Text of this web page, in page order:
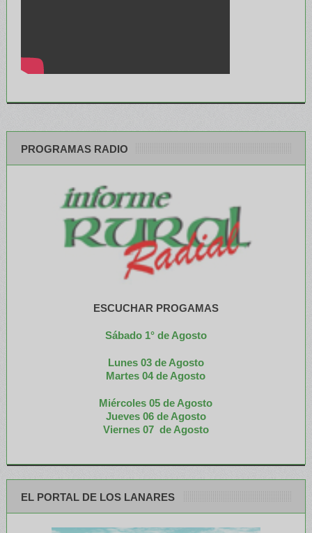
PROGRAMAS RADIO
ESCUCHAR PROGAMAS
Sábado 1° de Agosto
Lunes 03 de Agosto
Martes 04 de Agosto
Miércoles 05 de Agosto
Jueves 06 de Agosto
Viernes 07 de Agosto
EL PORTAL DE LOS LANARES